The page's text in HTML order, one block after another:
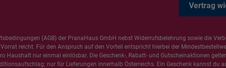
Vertrag
(AGB) der PranaHaus GmbH nebst Widerrufsbelehrung sowie die
reicht. Für den Anspruch auf den Vorteil entspricht hierbei der
Haushalt nur einmal einlösbar. Die Geschenk-, Rabatt- und Gutscheinaktionen
nur für Lieferungen innerhalb Österreichs. Ein Geschenk kannst